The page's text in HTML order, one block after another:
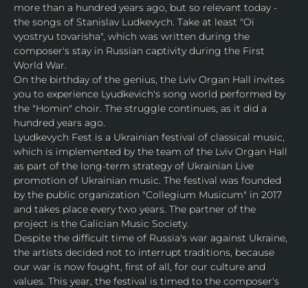
more than a hundred years ago, but so relevant today -
the songs of Stanislav Ludkevуch. Take at least "Oi
vyostryu tovarisha", which was written during the
composer's stay in Russian captivity during the First
World War.
On the birthday of the genius, the Lviv Organ Hall invites
you to experience Lyudkevich's song world performed by
the "Homin" choir. The struggle continues, as it did a
hundred years ago.
Lyudkevуch Fest is a Ukrainian festival of classical music,
which is implemented by the team of the Lviv Organ Hall
as part of the long-term strategy of Ukrainian Live
promotion of Ukrainian music. The festival was founded
by the public organization "Collegium Musicum" in 2017
and takes place every two years. The partner of the
project is the Galician Music Society.
Despite the difficult time of Russia's war against Ukraine,
the artists decided not to interrupt traditions, because
our war is now fought, first of all, for our culture and
values. This year, the festival is timed to the composer's